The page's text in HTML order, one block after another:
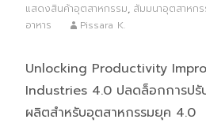
แสดงสินค้าอุตสาหกรรม, สัมมนาอุตสาหก
อาหาร
Pissara K.
Unlocking Productivity
Industries 4.0 ปลดล็อกการปรั
ผลิตสำหรับอุตสาหกรรมยุค 4.0